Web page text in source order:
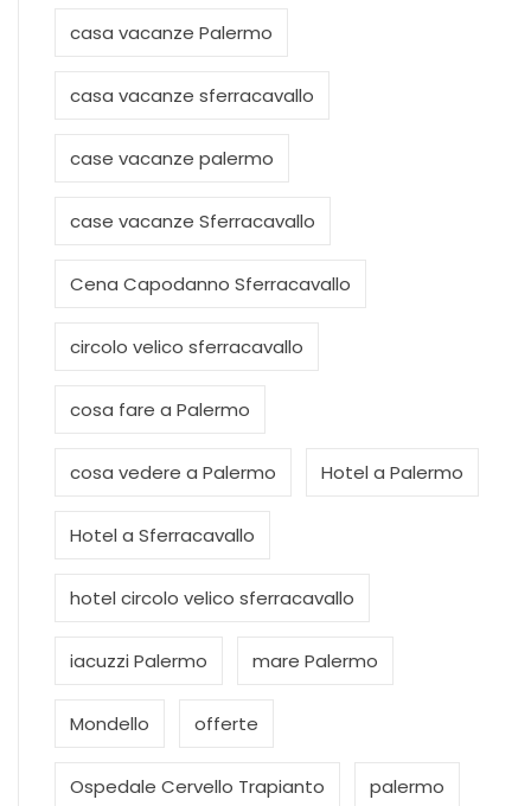
casa vacanze Palermo
casa vacanze sferracavallo
case vacanze palermo
case vacanze Sferracavallo
Cena Capodanno Sferracavallo
circolo velico sferracavallo
cosa fare a Palermo
cosa vedere a Palermo Hotel a Palermo
Hotel a Sferracavallo
hotel circolo velico sferracavallo
iacuzzi Palermo mare Palermo
Mondello offerte
Ospedale Cervello Trapianto palermo